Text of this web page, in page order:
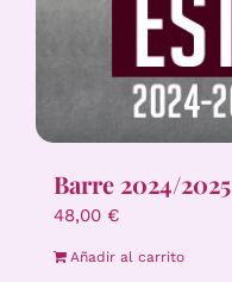
Barre 2024/2025
48,00 €
Añadir al carrito